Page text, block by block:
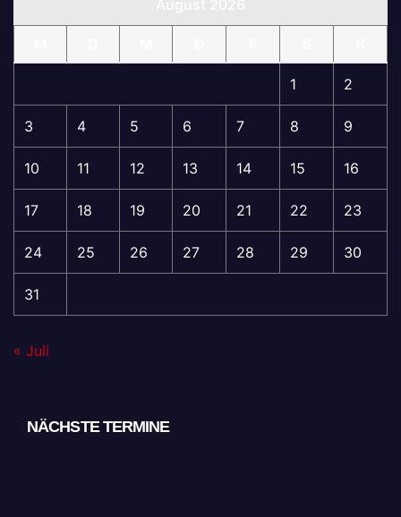
1 2
3 4 5 6 7 8 9
10 11 12 13 14 15 16
17 18 19 20 21 22 23
24 25 26 27 28 29 30
31
« Juli
NÄCHSTE TERMINE